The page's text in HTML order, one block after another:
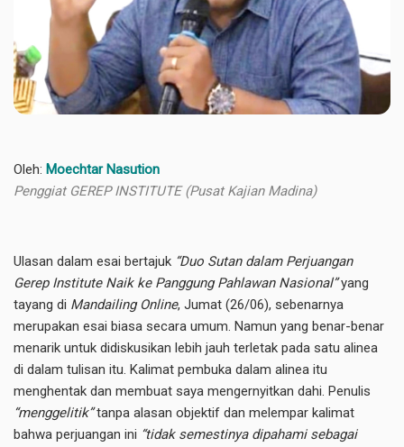
Oleh: Moechtar Nasution
Penggiat GEREP INSTITUTE (Pusat Kajian Madina)
Ulasan dalam esai bertajuk “Duo Sutan dalam Perjuangan
Gerep Institute Naik ke Panggung Pahlawan Nasional”yang
tayang di Mandailing Online, Jumat (26/06), sebenarnya
merupakan esai biasa secara umum. Namun yang benar-benar
menarik untuk didiskusikan lebih jauh terletak pada satu alinea
di dalam tulisan itu. Kalimat pembuka dalam alinea itu
menghentak dan membuat saya mengernyitkan dahi. Penulis
“menggelitik”tanpa alasan objektif dan melempar kalimat
bahwa perjuangan ini “tidak semestinya dipahami sebagai